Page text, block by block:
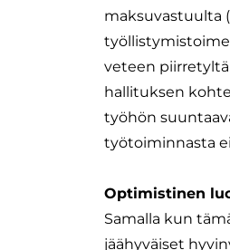
maksuvastuulta
veteen
hallituksen
työhön
työtoiminnasta
Optimistinen
Samalla kun
jäähyväiset